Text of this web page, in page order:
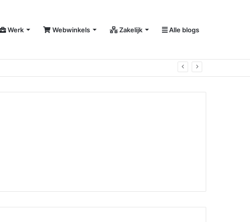
Werk Webwinkels Zakelijk Alle blogs